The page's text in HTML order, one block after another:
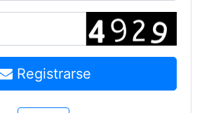
Registrarse